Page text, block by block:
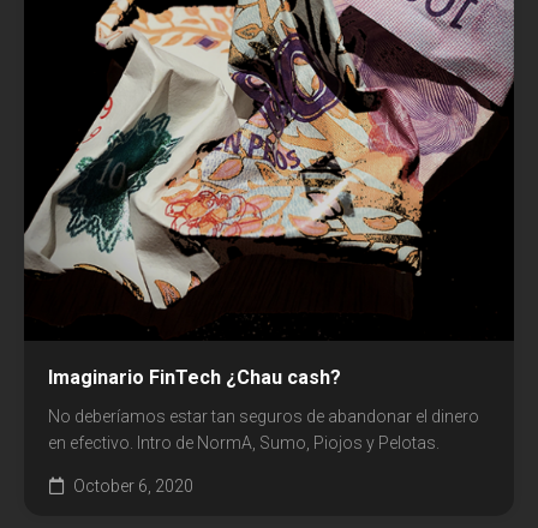
Comunicación
Diseño
Ecología
Economía
Libros
Imaginario FinTech ¿Chau cash?
No deberíamos estar tan seguros de abandonar el dinero
en efectivo. Intro de NormA, Sumo, Piojos y Pelotas.
October 6, 2020